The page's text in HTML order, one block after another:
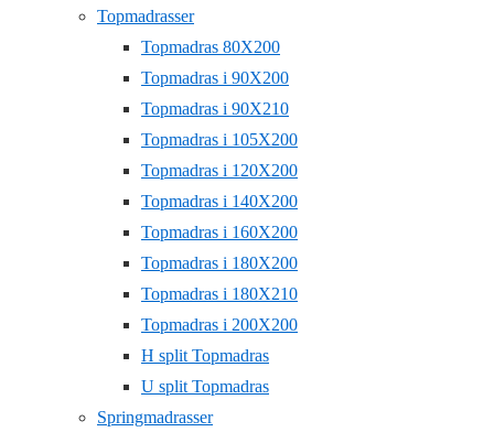
Topmadrasser
Topmadras 80X200
Topmadras i 90X200
Topmadras i 90X210
Topmadras i 105X200
Topmadras i 120X200
Topmadras i 140X200
Topmadras i 160X200
Topmadras i 180X200
Topmadras i 180X210
Topmadras i 200X200
H split Topmadras
U split Topmadras
Springmadrasser